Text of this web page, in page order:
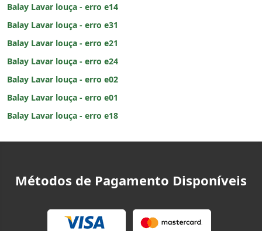
Balay Lavar louça - erro e14
Balay Lavar louça - erro e31
Balay Lavar louça - erro e21
Balay Lavar louça - erro e24
Balay Lavar louça - erro e02
Balay Lavar louça - erro e01
Balay Lavar louça - erro e18
Métodos de Pagamento Disponíveis